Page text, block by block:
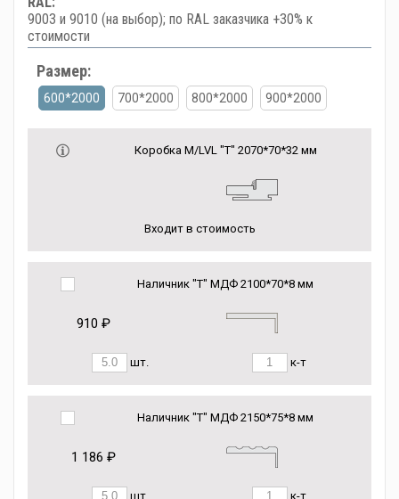
9003 и 9010 (на выбор); по RAL заказчика +30% к
стоимости
Размер:
600*2000 700*2000 800*2000 900*2000
Коробка М/LVL "Т" 2070*70*32 мм
Входит в стоимость
Наличник "Т" МДФ 2100*70*8 мм
910 ₽
шт. к-т
Наличник "Т" МДФ 2150*75*8 мм
1 186 ₽
шт. к-т